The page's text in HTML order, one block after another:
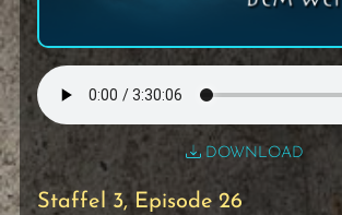
DOWNLOAD
Staffel 3, Episode 26